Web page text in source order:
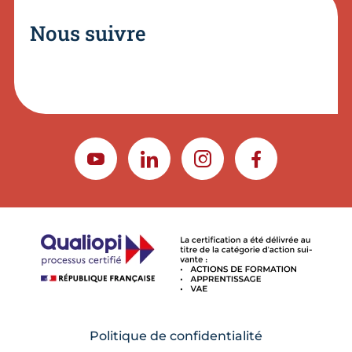
Nous suivre
YOUTUBELINKEDININSTAGRAMFACEBOOK
Politique de confidentialité